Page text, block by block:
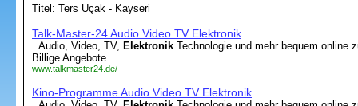
Titel: Ters Uçak - Kayseri
Talk-Master-24 Audio Video TV Elektronik
..Audio, Video, TV, Elektronik Technologie und mehr bequem online
Billige Angebote . ...
www.talkmaster24.de/
Kino-Programme Audio Video TV Elektronik